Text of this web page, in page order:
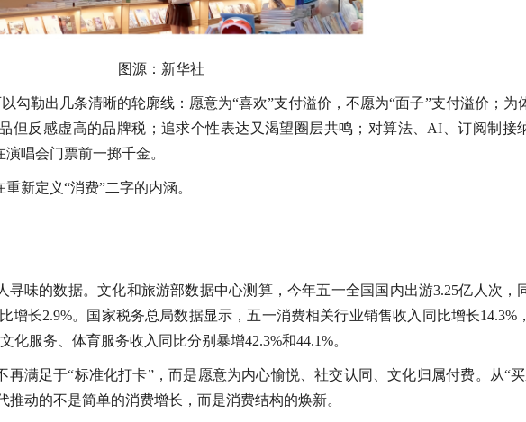
图源：新华社
勾勒出几条清晰的轮廓线：愿意为“喜欢”支付溢价，不愿为“面子”支付溢价；为
但反感虚高的品牌税；追求个性表达又渴望圈层共鸣；对算法、AI、订阅制接
唱会门票前一掷千金。
新定义“消费”二字的内涵。
寻味的数据。文化和旅游部数据中心测算，今年五一全国国内出游3.25亿人次，
增长2.9%。国家税务总局数据显示，五一消费相关行业销售收入同比增长14.3%
化服务、体育服务收入同比分别暴增42.3%和44.1%。
满足于“标准化打卡”，而是愿意为内心愉悦、社交认同、文化归属付费。从“
推动的不是简单的消费增长，而是消费结构的焕新。